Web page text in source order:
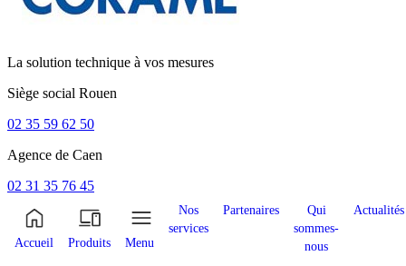
La solution technique à vos mesures
Siège social Rouen
02 35 59 62 50
Agence de Caen
02 31 35 76 45
Accueil Produits Menu
Nos
services
Partenaires
Qui
sommes-
nous
Actualités